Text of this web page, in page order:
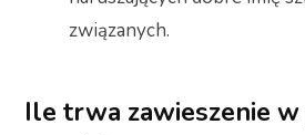
związanych.
Ile trwa zawieszenie